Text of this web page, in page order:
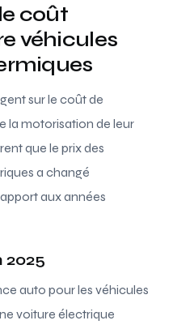
coût
véhicules
sur le coût de
la motorisation de leur
que le prix des
a changé
aux années
2025
auto pour les véhicules
voiture électrique